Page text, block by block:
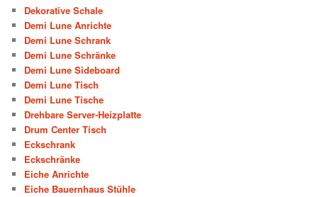
Dekorative Schale
Demi Lune Anrichte
Demi Lune Schrank
Demi Lune Schränke
Demi Lune Sideboard
Demi Lune Tisch
Demi Lune Tische
Drehbare Server-Heizplatte
Drum Center Tisch
Eckschrank
Eckschränke
Eiche Anrichte
Eiche Bauernhaus Stühle